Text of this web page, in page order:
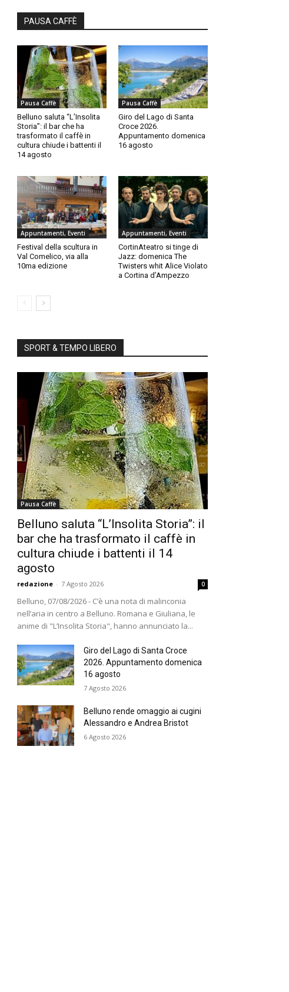
PAUSA CAFFÈ
Pausa Caffè
Belluno saluta “L’Insolita
Storia”: il bar che ha
trasformato il caffè in
cultura chiude i battenti il
14 agosto
Pausa Caffè
Giro del Lago di Santa
Croce 2026.
Appuntamento domenica
16 agosto
Appuntamenti, Eventi
Festival della scultura in
Val Comelico, via alla
10ma edizione
Appuntamenti, Eventi
CortinAteatro si tinge di
Jazz: domenica The
Twisters whit Alice Violato
a Cortina d’Ampezzo
SPORT & TEMPO LIBERO
Pausa Caffè
Belluno saluta “L’Insolita Storia”: il
bar che ha trasformato il caffè in
cultura chiude i battenti il 14
agosto
redazione - 7 Agosto 2026 0
Belluno, 07/08/2026 - C’è una nota di malinconia
nell’aria in centro a Belluno. Romana e Giuliana, le
anime di "L’Insolita Storia", hanno annunciato la...
Giro del Lago di Santa Croce
2026. Appuntamento domenica
16 agosto
7 Agosto 2026
Belluno rende omaggio ai cugini
Alessandro e Andrea Bristot
6 Agosto 2026